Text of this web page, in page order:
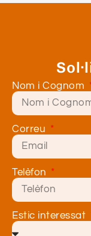
Nom i Cognom
Correu
Telèfon
Estic interessat